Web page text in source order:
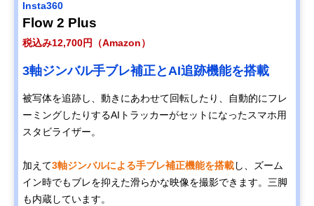
Insta360
Flow 2 Plus
税込み12,700円（Amazon）
3軸ジンバル手ブレ補正とAI追跡機能を搭載
被写体を追跡し、動きにあわせて回転したり、自動的にフレ
ーミングしたりするAIトラッカーがセットになったスマホ用
スタビライザー。
加えて3軸ジンバルによる手ブレ補正機能を搭載し、ズーム
イン時でもブレを抑えた滑らかな映像を撮影できます。三脚
も内蔵しています。